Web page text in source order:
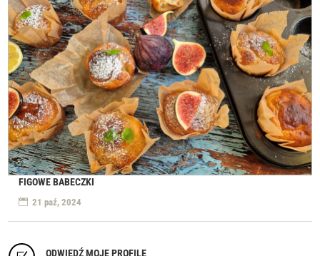
FIGOWE BABECZKI
21 paź, 2024
ODWIEDŹ MOJE PROFILE